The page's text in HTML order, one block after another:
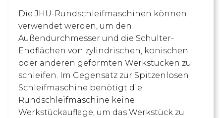
Die JHU-Rundschleifmaschinen können
verwendet werden, um den
Außendurchmesser und die Schulter-
Endflächen von zylindrischen, konischen
oder anderen geformten Werkstücken zu
schleifen. Im Gegensatz zur Spitzenlosen
Schleifmaschine benötigt die
Rundschleifmaschine keine
Werkstückauflage, um das Werkstück zu